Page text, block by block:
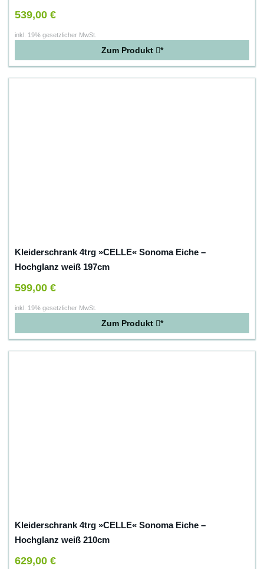
539,00 €
inkl. 19% gesetzlicher MwSt.
Zum Produkt *
Kleiderschrank 4trg »CELLE« Sonoma Eiche –
Hochglanz weiß 197cm
599,00 €
inkl. 19% gesetzlicher MwSt.
Zum Produkt *
Kleiderschrank 4trg »CELLE« Sonoma Eiche –
Hochglanz weiß 210cm
629,00 €